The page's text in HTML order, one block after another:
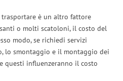
è un altro fattore
o molti scatoloni, il costo del
modo, se richiedi servizi
lo smontaggio e il montaggio dei
questi influenzeranno il costo